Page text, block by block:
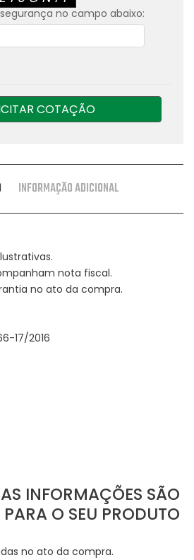
no campo abaixo:
COTAÇÃO
INFORMAÇÃO ADICIONAL
nota fiscal.
no ato da compra.
17/2016
INFORMAÇÕES SÃO
O SEU PRODUTO
no ato da compra.